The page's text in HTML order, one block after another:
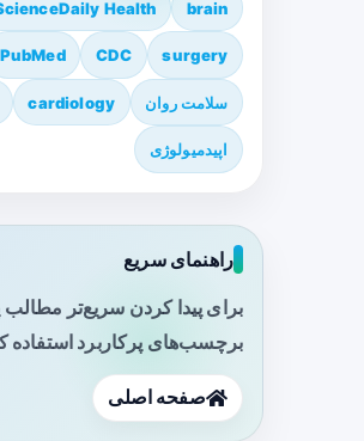
brain
Health
surgery
CDC
PubMed
سلامت روان cardiology
اپیدمیولوژی
راهنمای سریع
برای پیدا کردن سریع‌تر
برچسب‌های پرکاربرد استفاده
صفحه اصلی